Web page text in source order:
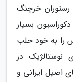
خرچنگ
بسیار
را به خود جلب
در
اصیل ایرانی و